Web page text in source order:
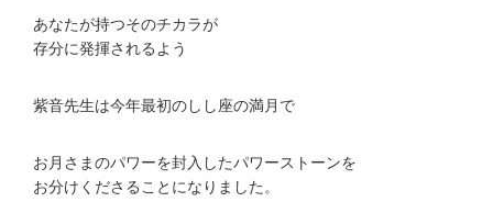
あなたが持つそのチカラが
存分に発揮されるよう
紫音先生は今年最初のしし座の満月で
お月さまのパワーを封入したパワーストーンを
お分けくださることになりました。